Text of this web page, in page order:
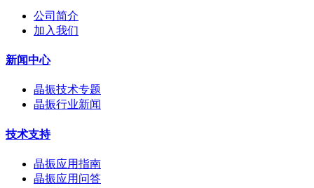
公司简介
加入我们
新闻中心
晶振技术专题
晶振行业新闻
技术支持
晶振应用指南
晶振应用问答